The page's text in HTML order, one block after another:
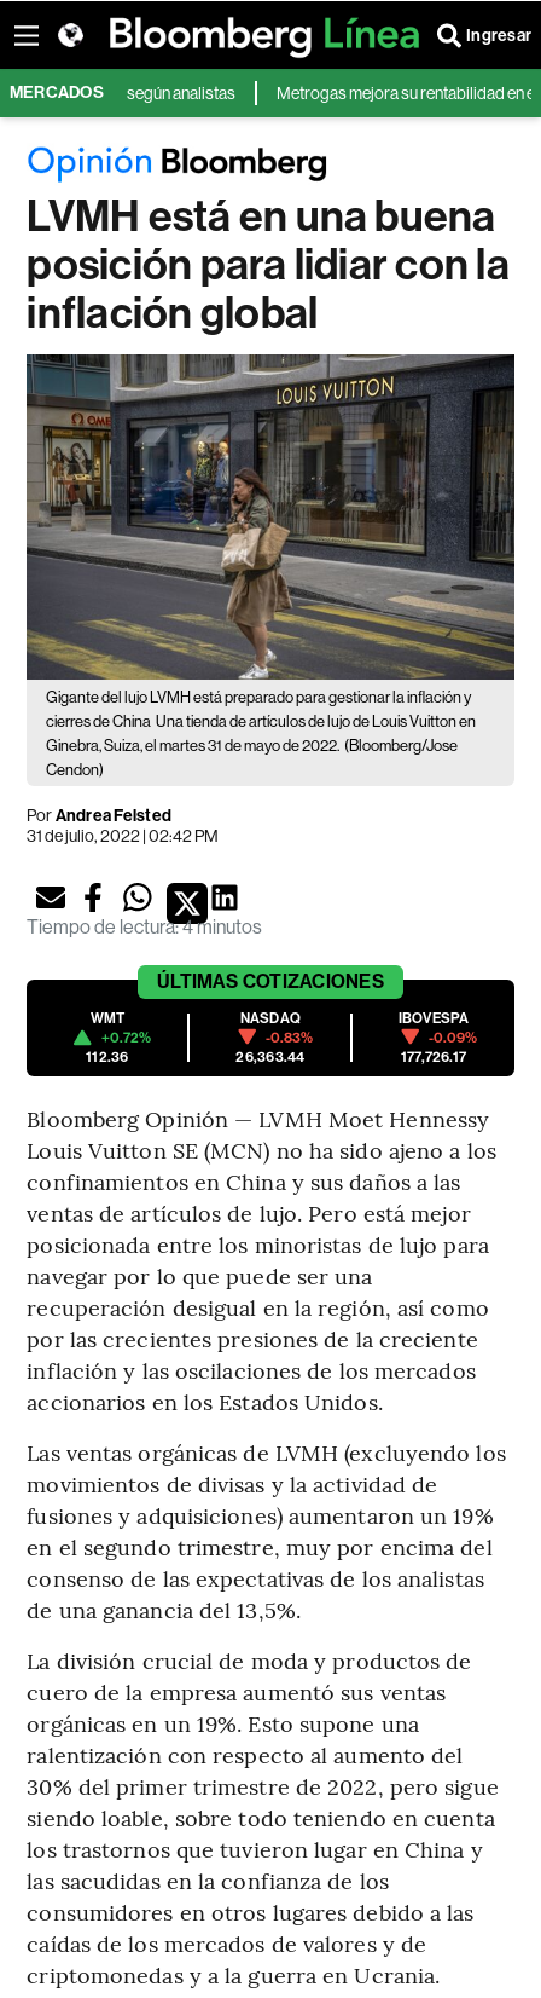
Ingresar
MERCADOS
de 2026, según analistas Metrogas mejora su rentabilidad en el tramo
LVMH está en una buena
posición para lidiar con la
inflación global
Gigante del lujo LVMH está preparado para gestionar la inflación y
cierres de China Una tienda de artículos de lujo de Louis Vuitton en
Ginebra, Suiza, el martes 31 de mayo de 2022. (Bloomberg/Jose
Cendon)
PorAndrea Felsted
31 de julio, 2022 | 02:42 PM
Tiempo de lectura:4 minutos
ÚLTIMAS COTIZACIONES
WMT
+0.72%
112.36
NASDAQ
-0.83%
26,363.44
IBOVESPA
-0.09%
177,726.17
Bloomberg Opinión — LVMH Moet Hennessy
Louis Vuitton SE (MCN) no ha sido ajeno a los
confinamientos en China y sus daños a las
ventas de artículos de lujo. Pero está mejor
posicionada entre los minoristas de lujo para
navegar por lo que puede ser una
recuperación desigual en la región, así como
por las crecientes presiones de la creciente
inflación y las oscilaciones de los mercados
accionarios en los Estados Unidos.
Las ventas orgánicas de LVMH (excluyendo los
movimientos de divisas y la actividad de
fusiones y adquisiciones) aumentaron un 19%
en el segundo trimestre, muy por encima del
consenso de las expectativas de los analistas
de una ganancia del 13,5%.
La división crucial de moda y productos de
cuero de la empresa aumentó sus ventas
orgánicas en un 19%. Esto supone una
ralentización con respecto al aumento del
30% del primer trimestre de 2022, pero sigue
siendo loable, sobre todo teniendo en cuenta
los trastornos que tuvieron lugar en China y
las sacudidas en la confianza de los
consumidores en otros lugares debido a las
caídas de los mercados de valores y de
criptomonedas y a la guerra en Ucrania.